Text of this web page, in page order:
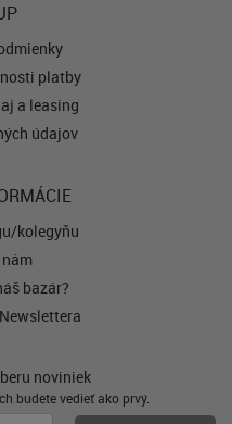
platby
a leasing
údajov
kolegyňu
bazár?
noviniek
budete vedieť ako prvý.